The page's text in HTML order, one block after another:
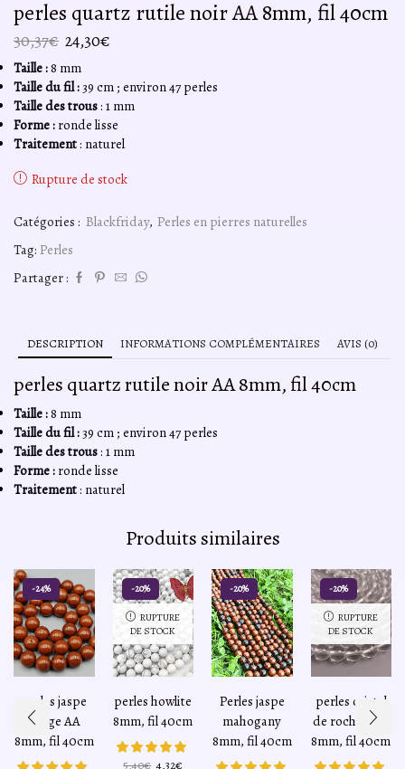
perles quartz rutile noir AA 8mm, fil 40cm
30,37€ Le
initial
était :
30,37€.
24,30€
actuel
est :
24,30€.
Taille :8 mm
Taille du fil :39 cm ; environ 47 perles
Taille des trous: 1 mm
Forme : ronde lisse
Traitement: naturel
Rupture de stock
Catégories : Blackfriday, Perles en pierres naturelles
Tag: Perles
Partager :
DESCRIPTION INFORMATIONS COMPLÉMENTAIRES AVIS (0)
perles quartz rutile noir AA 8mm, fil 40cm
Taille :8 mm
Taille du fil :39 cm ; environ 47 perles
Taille des trous: 1 mm
Forme : ronde lisse
Traitement: naturel
Produits similaires
-24%
perles jaspe
rouge AA
8mm, fil 40cm
RUPTURE
DE STOCK
-20%
perles howlite
8mm, fil 40cm
5,40€ Le
4,32€
-20%
Perles jaspe
mahogany
8mm, fil 40cm
RUPTURE
DE STOCK
-20%
perles cristal
de roche AAA
8mm, fil 40cm